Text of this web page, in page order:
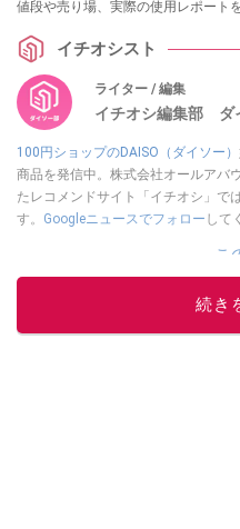
値段や売り場、実際の使用レポート
イチオシスト
ライター / 編集
イチオシ編集部 ダ
100円ショップのDAISO（ダイソー）
商品を発信中。株式会社オールアバ
たレコメンドサイト「イチオシ」で
す。 Googleニュースでフォロー して
こ
続き